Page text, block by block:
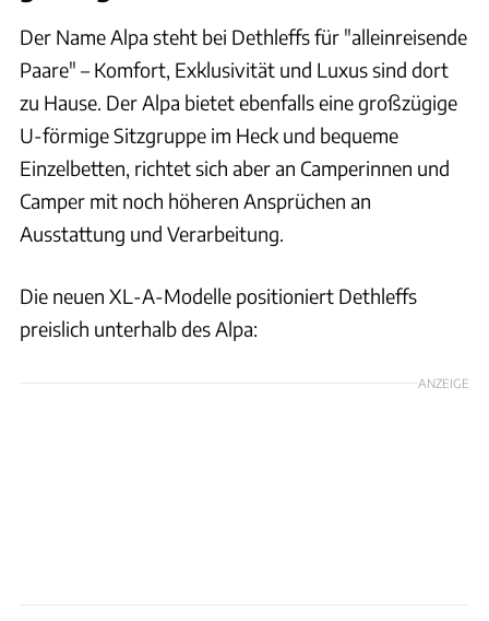
Der Name Alpa steht bei Dethleffs für "alleinreisende
Paare" – Komfort, Exklusivität und Luxus sind dort
zu Hause. Der Alpa bietet ebenfalls eine großzügige
U-förmige Sitzgruppe im Heck und bequeme
Einzelbetten, richtet sich aber an Camperinnen und
Camper mit noch höheren Ansprüchen an
Ausstattung und Verarbeitung.
Die neuen XL-A-Modelle positioniert Dethleffs
preislich unterhalb des Alpa:
ANZEIGE